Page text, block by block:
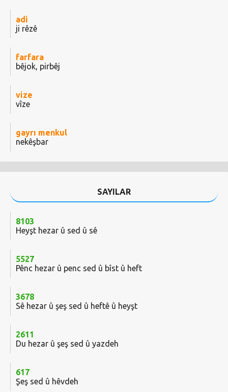
adi
ji rêzê
farfara
bêjok, pirbêj
vize
vîze
gayrı menkul
nekêşbar
SAYILAR
8103
Heyşt hezar û sed û sê
5527
Pênc hezar û penc sed û bîst û heft
3678
Sê hezar û şeş sed û heftê û heyşt
2611
Du hezar û şeş sed û yazdeh
617
Şeş sed û hêvdeh